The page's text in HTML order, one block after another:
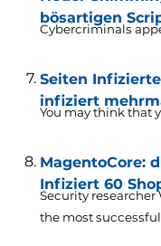
bösartigen
Cybercriminals
Seiten
infiziert
You may think that
MagentoCore:
Infiziert 60
Security
the most